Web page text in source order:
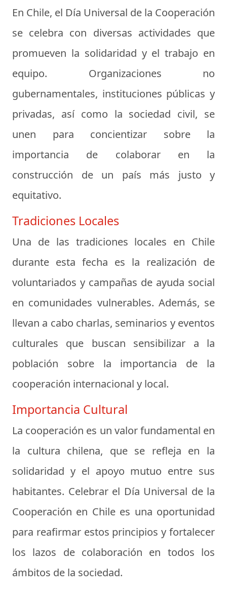
En Chile, el Día Universal de la Cooperación
se celebra con diversas actividades que
promueven la solidaridad y el trabajo en
equipo. Organizaciones no
gubernamentales, instituciones públicas y
privadas, así como la sociedad civil, se
unen para concientizar sobre la
importancia de colaborar en la
construcción de un país más justo y
equitativo.
Tradiciones Locales
Una de las tradiciones locales en Chile
durante esta fecha es la realización de
voluntariados y campañas de ayuda social
en comunidades vulnerables. Además, se
llevan a cabo charlas, seminarios y eventos
culturales que buscan sensibilizar a la
población sobre la importancia de la
cooperación internacional y local.
Importancia Cultural
La cooperación es un valor fundamental en
la cultura chilena, que se refleja en la
solidaridad y el apoyo mutuo entre sus
habitantes. Celebrar el Día Universal de la
Cooperación en Chile es una oportunidad
para reafirmar estos principios y fortalecer
los lazos de colaboración en todos los
ámbitos de la sociedad.